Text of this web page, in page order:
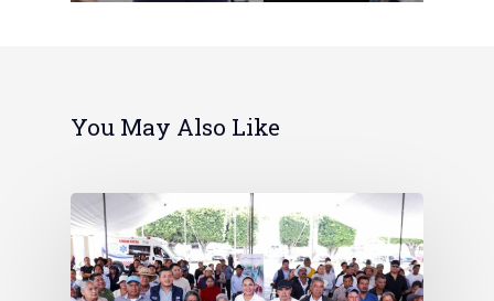
You May Also Like